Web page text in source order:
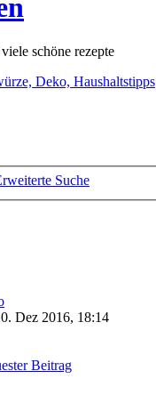
schöne rezepte
Deko, Haushaltstipps
Suche
Dez 2016, 18:14
Beitrag